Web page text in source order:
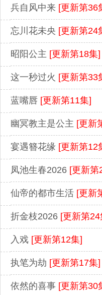
兵自风中来 [更新第36
忘川花未央 [更新第24
昭阳公主 [更新第18集]
这一秒过火 [更新第33
蓝嘴唇 [更新第11集]
幽冥教主是公主 [更新
宴遇簪花缘 [更新第12
凤池生春2026 [更新第
仙帝的都市生活 [更新
折金枝2026 [更新第24
入戏 [更新第12集]
执笔为劫 [更新第17集]
依然的喜事 [更新第30